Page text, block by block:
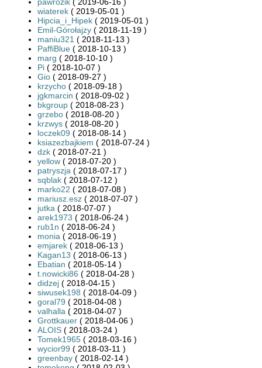
wiaterek ( 2019-05-01 )
Hipcia_i_Hipek ( 2019-05-01 )
Emil-Górołajzy ( 2018-11-19 )
maniu321 ( 2018-11-13 )
PaffiBlue ( 2018-10-13 )
marg ( 2018-10-10 )
Pi ( 2018-10-07 )
Gio ( 2018-09-27 )
krzycho ( 2018-09-18 )
jgkmarcin ( 2018-09-02 )
bkgroup ( 2018-08-23 )
grzebo ( 2018-08-20 )
krzwys ( 2018-08-20 )
loczek09 ( 2018-08-14 )
ksiazezbajkiem ( 2018-07-24 )
dzk ( 2018-07-21 )
yellow ( 2018-07-20 )
patryszja ( 2018-07-17 )
sqblak ( 2018-07-12 )
marko22 ( 2018-07-08 )
mariusz.esz ( 2018-07-07 )
jutka ( 2018-07-07 )
arek1973 ( 2018-06-24 )
rub1n ( 2018-06-24 )
monia ( 2018-06-19 )
emjarek ( 2018-06-13 )
Kagan13 ( 2018-06-13 )
Ebatian ( 2018-05-14 )
t.nowicki86 ( 2018-04-28 )
didzej ( 2018-04-15 )
siwusek198 ( 2018-04-09 )
goral79 ( 2018-04-08 )
valhalla ( 2018-04-07 )
Grottkauer ( 2018-04-06 )
ALOIS ( 2018-03-24 )
Tomek1965 ( 2018-03-16 )
wycior99 ( 2018-03-11 )
greenbay ( 2018-02-14 )